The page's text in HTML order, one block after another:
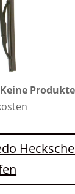
Keine